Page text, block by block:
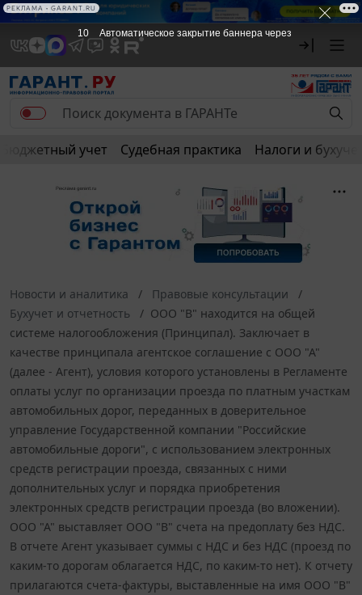
Бюджетный учет Судебная практика Налоги и
Новости и аналитика
Правовые консультации
Бухучет и отчетность
ООО "В" находится на общей
системе налогообложения (Принципал). Заключает в
качестве принципала агентское соглашение с ООО "А"
(далее - Агент), условия которого установлены в Регламенте
оплаты услуг по организации проезда по платным участкам
автомобильных дорог, переданных в доверительное
управление Государственной компании "Российские
автомобильные дороги", с использованием электронных
средств регистрации проезда, связанных с ними
дополнительных услуг и порядка приобретения
электронных средств регистрации проезда (во вложении).
ООО "А" выставляет ООО "В" счета на предоплату без НДС.
В отчете Агент указывает суммы с НДС и без НДС (проезд по
каким-то дорогам облагается НДС, по каким-то нет). К отчету
прилагаются счета-фактуры, выставленные на имя ООО "В"
10 Автоматическое закрытие баннера через
РЕКЛАМА • GARANT.RU